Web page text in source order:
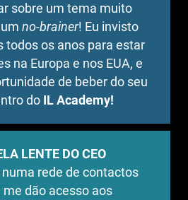
sobre um tema muito
no-brainer! Eu invisto
todos os anos para estar
na Europa e nos EUA, e
de beber do seu
do IL Academy!
LENTE DO CEO
rede de contactos
dão acesso aos